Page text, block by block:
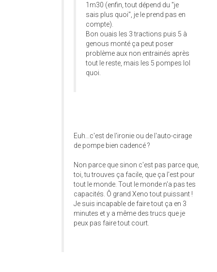
1m30 (enfin, tout dépend du "je
sais plus quoi", je le prend pas en
compte).
Bon ouais les 3 tractions puis 5 à
genous monté ça peut poser
problème aux non entrainés après
tout le reste, mais les 5 pompes lol
quoi.
Euh...c'est de l'ironie ou de l'auto-cirage
de pompe bien cadencé ?
Non parce que sinon c'est pas parce que,
toi, tu trouves ça facile, que ça l'est pour
tout le monde. Tout le monde n'a pas tes
capacités. Ô grand Xeno tout puissant !
Je suis incapable de faire tout ça en 3
minutes et y a même des trucs que je
peux pas faire tout court.